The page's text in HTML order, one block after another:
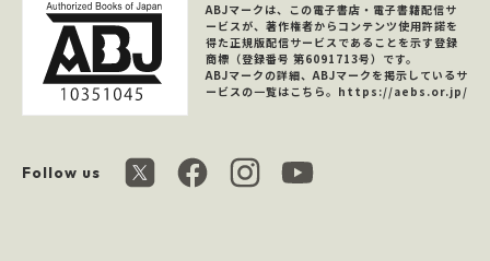
Follow us
ABJマークは、この電子書店・電子書籍配信サ
ービスが、著作権者からコンテンツ使用許諾を
得た正規版配信サービスであることを示す登録
商標（登録番号 第6091713号）です。
ABJマークの詳細、ABJマークを掲示しているサ
ービスの一覧はこちら。 https://aebs.or.jp/